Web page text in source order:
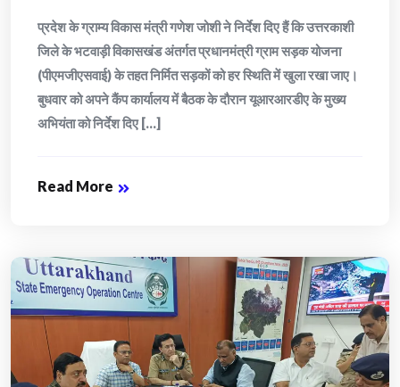
प्रदेश के ग्राम्य विकास मंत्री गणेश जोशी ने निर्देश दिए हैं कि उत्तरकाशी
जिले के भटवाड़ी विकासखंड अंतर्गत प्रधानमंत्री ग्राम सड़क योजना
(पीएमजीएसवाई) के तहत निर्मित सड़कों को हर स्थिति में खुला रखा जाए।
बुधवार को अपने कैंप कार्यालय में बैठक के दौरान यूआरआरडीए के मुख्य
अभियंता को निर्देश दिए [...]
Read More